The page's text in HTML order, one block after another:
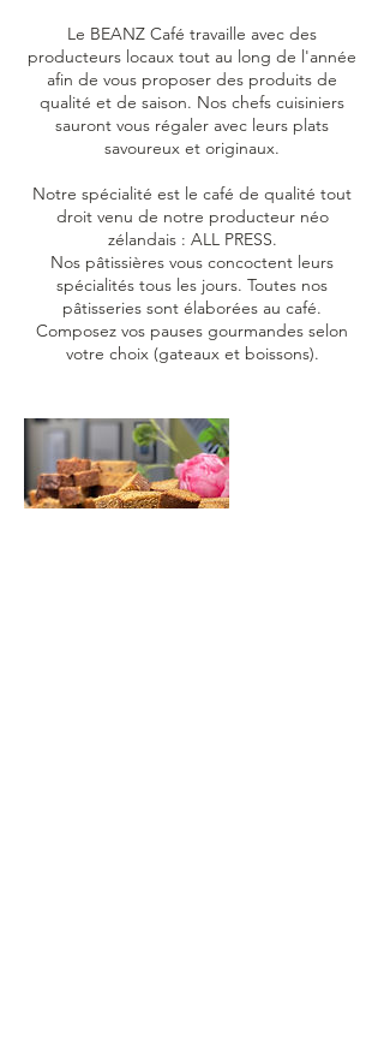
Le BEANZ Café travaille avec des
producteurs locaux tout au long de l'année
afin de vous proposer des produits de
qualité et de saison. Nos chefs cuisiniers
sauront vous régaler avec leurs plats
savoureux et originaux.
Notre spécialité est le café de qualité tout
droit venu de notre producteur néo
zélandais : ALL PRESS.
Nos pâtissières vous concoctent leurs
spécialités tous les jours. Toutes nos
pâtisseries sont élaborées au café.
Composez vos pauses gourmandes selon
votre choix (gateaux et boissons).